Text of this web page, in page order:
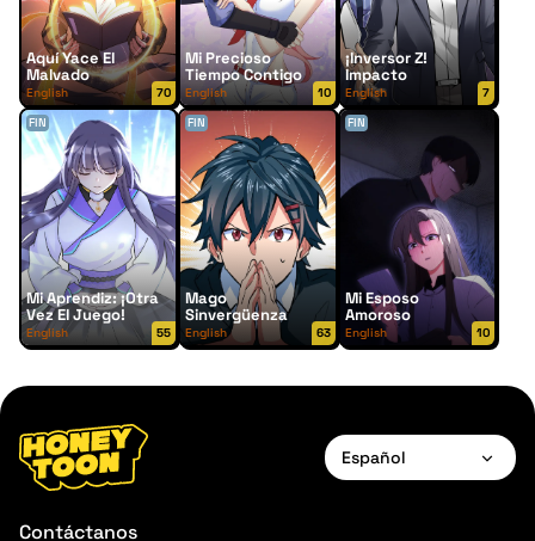
Aquí Yace El
Malvado
English 70
Mi Precioso
Tiempo Contigo
English 10
¡inversor Z!
Impacto
English
7
FIN
Mi Aprendiz: ¡otra
Vez El Juego!
English 55
FIN
Mago
Sinvergüenza
English 63
FIN
Mi Esposo
Amoroso
English 10
Español
Contáctanos